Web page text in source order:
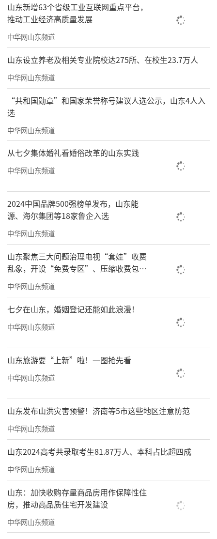
山东新增63个省级工业互联网重点平台，
推动工业经济高质量发展
中华网山东频道
山东设立养老及相关专业院校达275所、在校生23.7万人
中华网山东频道
“共和国勋章”和国家荣誉称号建议人选公示，山东4人入
选
中华网山东频道
从七夕集体婚礼看婚俗改革的山东实践
中华网山东频道
2024中国品牌500强榜单发布，山东能
源、海尔集团等18家鲁企入选
中华网山东频道
山东聚焦三大问题治理电视“套娃”收费
乱象，开设“免费专区”、压缩收费包比
例70%以上
中华网山东频道
七夕在山东，婚姻登记还能如此浪漫！
中华网山东频道
山东旅游要“上新”啦！一图抢先看
中华网山东频道
山东发布山洪灾害预警！济南等5市这些地区注意防范
中华网山东频道
山东2024高考共录取考生81.87万人、本科占比超四成
中华网山东频道
山东：加快收购存量商品房用作保障性住
房，推动高品质住宅开发建设
中华网山东频道